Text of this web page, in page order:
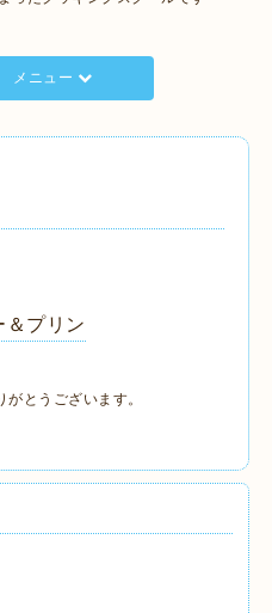
メニュー
プリン
とうございます。